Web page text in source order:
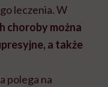
leczenia.W
choroby można
a także
polega na